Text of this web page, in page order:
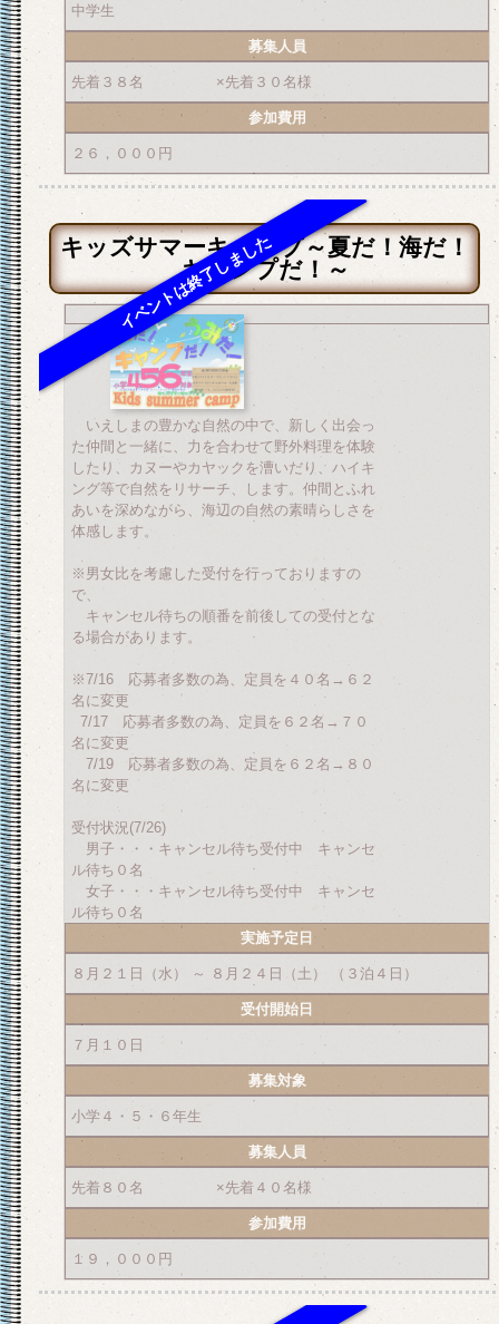
中学生
募集人員
先着３８名 ×先着３０名様
参加費用
２６，０００円
キッズサマーキャンプ～夏だ！海だ！
キャンプだ！～
いえしまの豊かな自然の中で、新しく出会っ
た仲間と一緒に、力を合わせて野外料理を体験
したり、カヌーやカヤックを漕いだり、ハイキ
ング等で自然をリサーチ、します。仲間とふれ
あいを深めながら、海辺の自然の素晴らしさを
体感します。
※男女比を考慮した受付を行っておりますの
で、
キャンセル待ちの順番を前後しての受付とな
る場合があります。
※7/16 応募者多数の為、定員を４０名→６２
名に変更
7/17 応募者多数の為、定員を６２名→７０
名に変更
7/19 応募者多数の為、定員を６２名→８０
名に変更
受付状況(7/26)
男子・・・キャンセル待ち受付中 キャンセ
ル待ち０名
女子・・・キャンセル待ち受付中 キャンセ
ル待ち０名
実施予定日
８月２１日（水） ～ ８月２４日（土） （３泊４日）
受付開始日
７月１０日
募集対象
小学４・５・６年生
募集人員
先着８０名 ×先着４０名様
参加費用
１９，０００円